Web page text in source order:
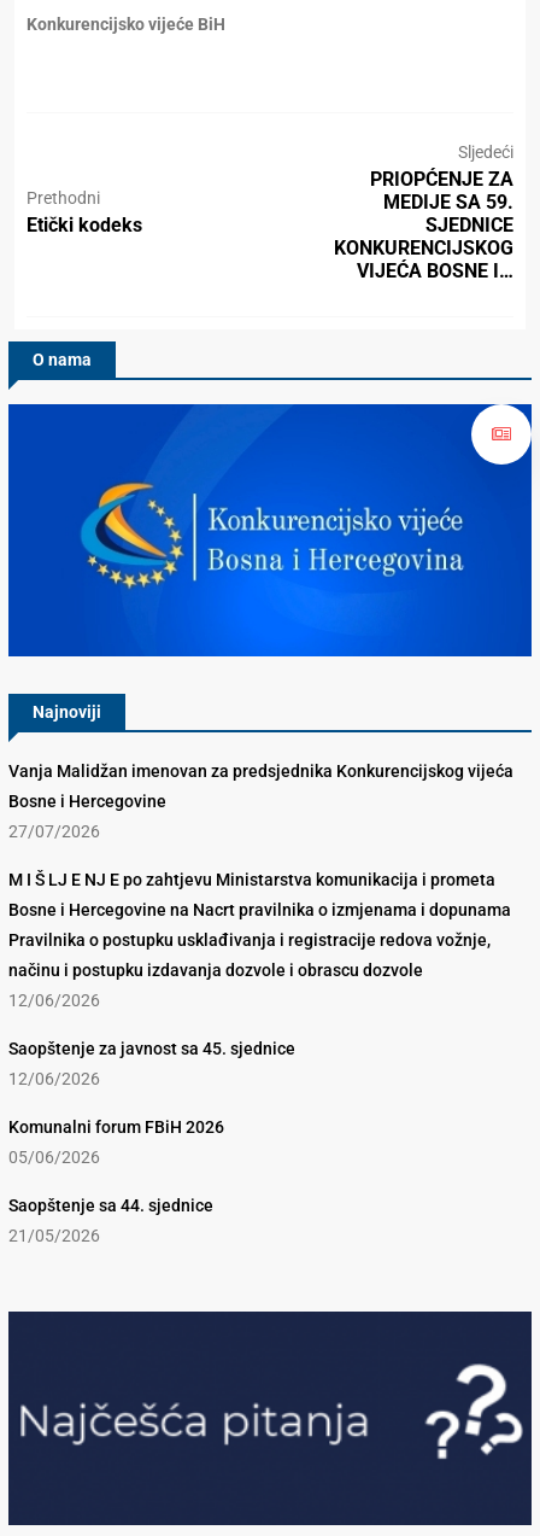
Konkurencijsko vijeće BiH
Prethodni
Etički kodeks
Sljedeći
PRIOPĆENJE ZA
MEDIJE SA 59.
SJEDNICE
KONKURENCIJSKOG
VIJEĆA BOSNE I…
O nama
Najnoviji
Vanja Malidžan imenovan za predsjednika Konkurencijskog vijeća
Bosne i Hercegovine
27/07/2026
M I Š LJ E NJ E po zahtjevu Ministarstva komunikacija i prometa
Bosne i Hercegovine na Nacrt pravilnika o izmjenama i dopunama
Pravilnika o postupku usklađivanja i registracije redova vožnje,
načinu i postupku izdavanja dozvole i obrascu dozvole
12/06/2026
Saopštenje za javnost sa 45. sjednice
12/06/2026
Komunalni forum FBiH 2026
05/06/2026
Saopštenje sa 44. sjednice
21/05/2026